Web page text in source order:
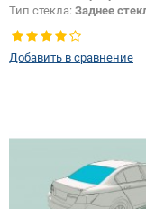
Тип стекла: Заднее
Добавить в сравнение